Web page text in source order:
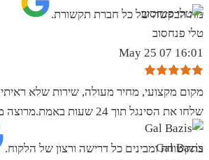
מה הבקשה של כל חברת תקשורת.
טלי פנחסוב
16:01 07 May 25
מקום מקצועי, מחיר מעולה, שירות שלא
שלחו את הסינגל תוך 24 שעות
בתקשורת ומבינים כל דרישה ורצון של הלקוח.
Gal Bazis